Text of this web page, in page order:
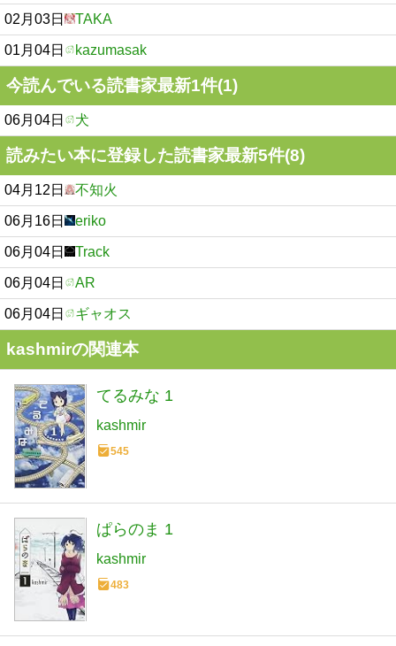
02月03日 TAKA
01月04日 kazumasak
今読んでいる読書家最新1件(1)
06月04日 犬
読みたい本に登録した読書家最新5件(8)
04月12日 不知火
06月16日 eriko
06月04日 Track
06月04日 AR
06月04日 ギャオス
kashmirの関連本
てるみな 1
kashmir
545
ぱらのま 1
kashmir
483